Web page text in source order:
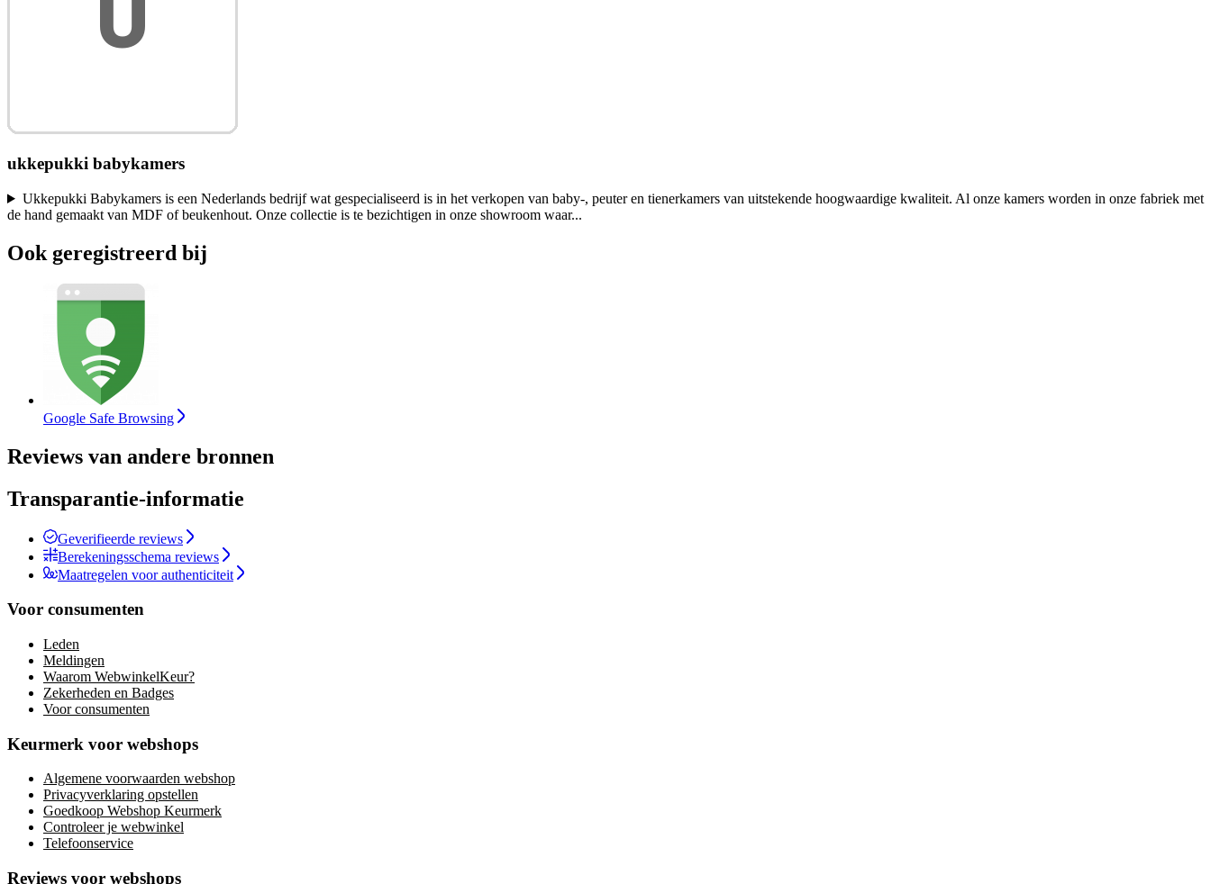
ukkepukki babykamers
Ukkepukki Babykamers is een Nederlands bedrijf wat gespecialiseerd is in het verkopen van baby-, peuter en tienerkamers van uitstekende hoogwaardige kwaliteit. Al onze kamers worden in onze fabriek met
de hand gemaakt van MDF of beukenhout. Onze collectie is te bezichtigen in onze showroom waar...
Ook geregistreerd bij
Google Safe Browsing
Reviews van andere bronnen
Transparantie-informatie
Geverifieerde reviews
Berekeningsschema reviews
Maatregelen voor authenticiteit
Voor consumenten
Leden
Meldingen
Waarom WebwinkelKeur?
Zekerheden en Badges
Voor consumenten
Keurmerk voor webshops
Algemene voorwaarden webshop
Privacyverklaring opstellen
Goedkoop Webshop Keurmerk
Controleer je webwinkel
Telefoonservice
Reviews voor webshops